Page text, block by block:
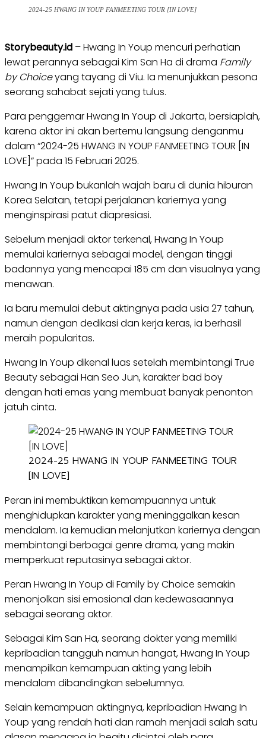
2024-25 HWANG IN YOUP FANMEETING TOUR [IN LOVE]
Storybeauty.id – Hwang In Youp mencuri perhatian
lewat perannya sebagai Kim San Ha di drama Family
by Choiceyang tayang di Viu. Ia menunjukkan pesona
seorang sahabat sejati yang tulus.
Para penggemar Hwang In Youp di Jakarta, bersiaplah,
karena aktor ini akan bertemu langsung denganmu
dalam “2024-25 HWANG IN YOUP FANMEETING TOUR [IN
LOVE]” pada 15 Februari 2025.
Hwang In Youp bukanlah wajah baru di dunia hiburan
Korea Selatan, tetapi perjalanan kariernya yang
menginspirasi patut diapresiasi.
Sebelum menjadi aktor terkenal, Hwang In Youp
memulai kariernya sebagai model, dengan tinggi
badannya yang mencapai 185 cm dan visualnya yang
menawan.
Ia baru memulai debut aktingnya pada usia 27 tahun,
namun dengan dedikasi dan kerja keras, ia berhasil
meraih popularitas.
Hwang In Youp dikenal luas setelah membintangi True
Beauty sebagai Han Seo Jun, karakter bad boy
dengan hati emas yang membuat banyak penonton
jatuh cinta.
2024-25 HWANG IN YOUP FANMEETING TOUR
[IN LOVE]
Peran ini membuktikan kemampuannya untuk
menghidupkan karakter yang meninggalkan kesan
mendalam. Ia kemudian melanjutkan kariernya dengan
membintangi berbagai genre drama, yang makin
memperkuat reputasinya sebagai aktor.
Peran Hwang In Youp di Family by Choice semakin
menonjolkan sisi emosional dan kedewasaannya
sebagai seorang aktor.
Sebagai Kim San Ha, seorang dokter yang memiliki
kepribadian tangguh namun hangat, Hwang In Youp
menampilkan kemampuan akting yang lebih
mendalam dibandingkan sebelumnya.
Selain kemampuan aktingnya, kepribadian Hwang In
Youp yang rendah hati dan ramah menjadi salah satu